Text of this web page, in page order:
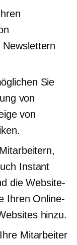
Sie
von
von
Instant
die Website-
Ihren Online-
hinzu.
Mitarbeiter